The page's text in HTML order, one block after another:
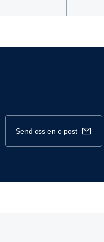
send oss en e-post